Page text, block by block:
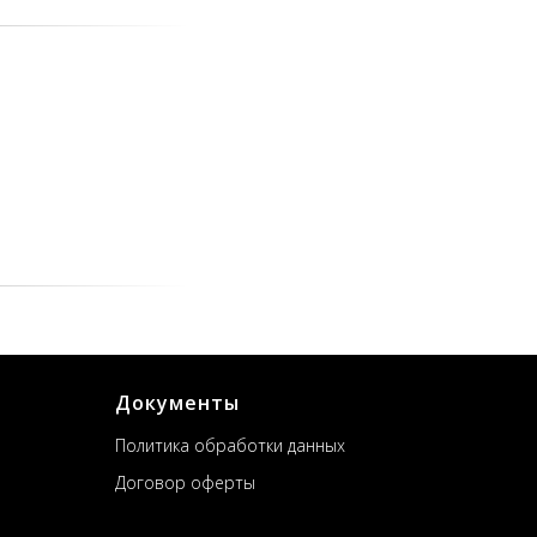
Документы
Политика обработки данных
Договор оферты